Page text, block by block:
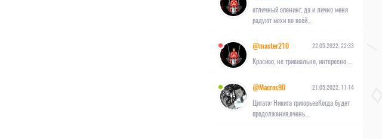
отличный опенинг, да и лично меня
радуют мехи во всей...
@master210 22.05.2022, 22:33
Красиво, не тривиально, интересно ...
@Macros90 21.05.2022, 11:14
Цитата: Никита григорьевКогда будет
продолжения,очень...